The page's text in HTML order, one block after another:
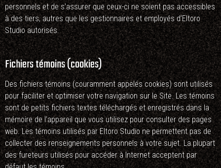
personnels et de s’assurer que ceux-ci ne soient pas accessibles
à des tiers, autres que les gestionnaires et employés d’Eltoro
Studio autorisés.
Fichiers témoins (cookies)
Des fichiers témoins (couramment appelés cookies) sont utilisés
pour faciliter et optimiser votre navigation sur le Site. Les témoins
sont de petits fichiers textes téléchargés et enregistrés dans la
mémoire de l’appareil que vous utilisez pour consulter des pages
web. Les témoins utilisés par Eltoro Studio ne permettent pas de
collecter des renseignements personnels à votre sujet. La plupart
des fureteurs utilisés pour accéder à Internet acceptent par